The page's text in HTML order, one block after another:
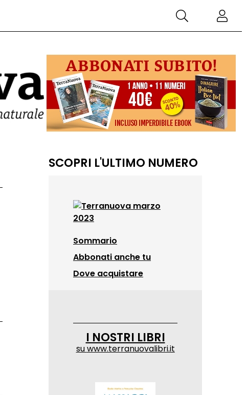
SCOPRI L'ULTIMO NUMERO
Sommario
Abbonati anche tu
Dove acquistare
I NOSTRI LIBRI
suwww.terranuovalibri.it